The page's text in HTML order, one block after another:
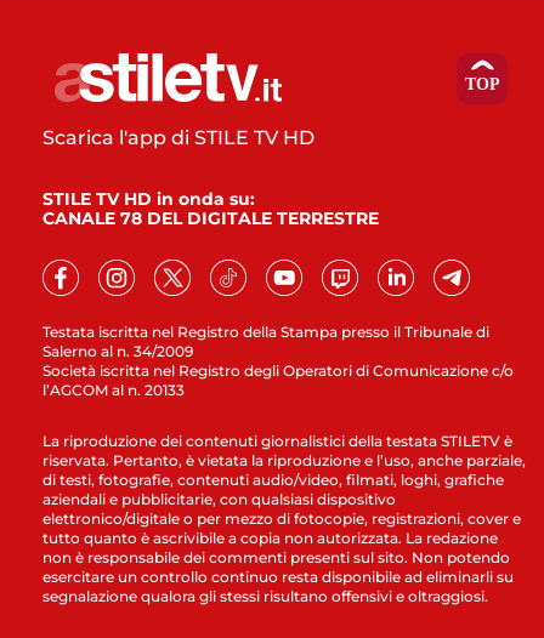
Testata iscritta nel Registro della Stampa presso il Tribunale di
Salerno al n. 34/2009
Società iscritta nel Registro degli Operatori di Comunicazione c/o
l’AGCOM al n. 20133
Scarica l'app di STILE TV HD
STILE TV HD in onda su:
CANALE 78 DEL DIGITALE TERRESTRE
La riproduzione dei contenuti giornalistici della testata STILETV è
riservata. Pertanto, è vietata la riproduzione e l’uso, anche parziale,
di testi, fotografie, contenuti audio/video, filmati, loghi, grafiche
aziendali e pubblicitarie, con qualsiasi dispositivo
elettronico/digitale o per mezzo di fotocopie, registrazioni, cover e
tutto quanto è ascrivibile a copia non autorizzata. La redazione
non è responsabile dei commenti presenti sul sito. Non potendo
esercitare un controllo continuo resta disponibile ad eliminarli su
segnalazione qualora gli stessi risultano offensivi e oltraggiosi.